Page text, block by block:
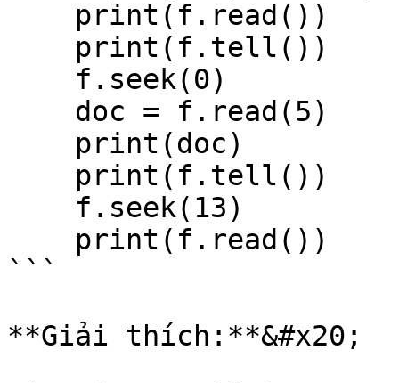
```
**Giải thích:**&#x20;